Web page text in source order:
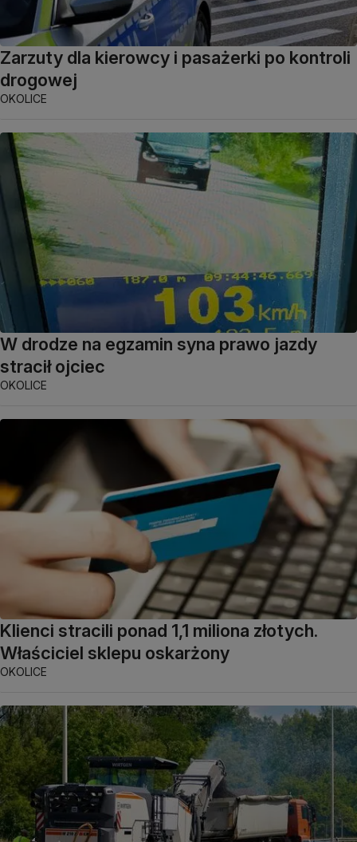
Zarzuty dla kierowcy i pasażerki po kontroli
drogowej
OKOLICE
W drodze na egzamin syna prawo jazdy
stracił ojciec
OKOLICE
Klienci stracili ponad 1,1 miliona złotych.
Właściciel sklepu oskarżony
OKOLICE